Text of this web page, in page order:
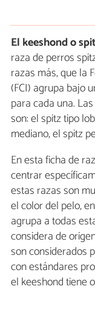
El keeshond o
raza de perros
razas más, que la
(FCI) agrupa bajo
para cada una.
son: el spitz tipo
mediano, el spitz
En esta ficha de
centrar
estas razas son
el color del pelo,
agrupa a todas
considera de
son considerados
con estándares
el keeshond tiene